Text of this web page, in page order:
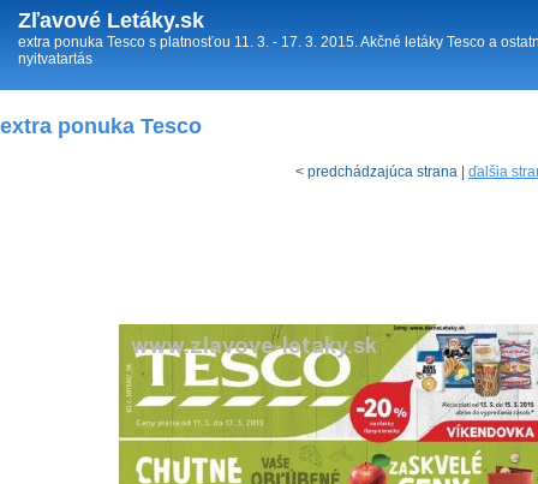
Zľavové Letáky.sk
extra ponuka Tesco s platnosťou 11. 3. - 17. 3. 2015. Akčné letáky Tesco a
nyitvatartás
extra ponuka Tesco
< predchádzajúca strana | ďalšia